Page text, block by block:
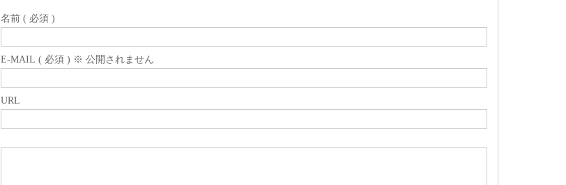
名前 ( 必須 )
E-MAIL ( 必須 ) ※ 公開されません
URL